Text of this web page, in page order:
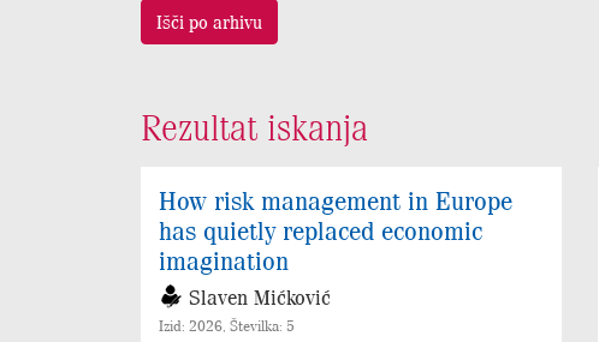
Išči po arhivu
Rezultat iskanja
How risk management in Europe
has quietly replaced economic
imagination
Slaven Mićković
Izid: 2026, Številka: 5